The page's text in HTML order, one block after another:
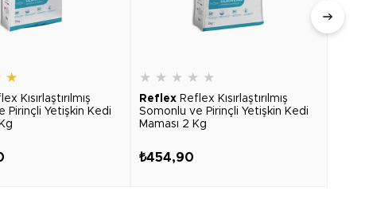
★
Kısırlaştırılmış
Pirinçli Yetişkin Kedi
★ ★ ★ ★ ★
Reflex Reflex Kısırlaştırılmış
Somonlu ve Pirinçli Yetişkin Kedi
Maması 2 Kg
₺454,90